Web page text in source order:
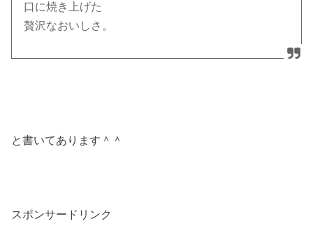
口に焼き上げた
贅沢なおいしさ。
と書いてあります＾＾
スポンサードリンク